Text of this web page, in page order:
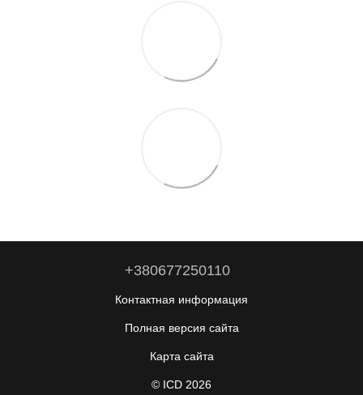
+380677250110
Контактная информация
Полная версия сайта
Карта сайта
© ICD 2026